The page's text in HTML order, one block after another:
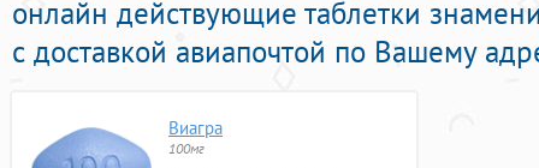
онлайн действующие таблетки
с доставкой авиапочтой по Вашему
Виагра
100мг